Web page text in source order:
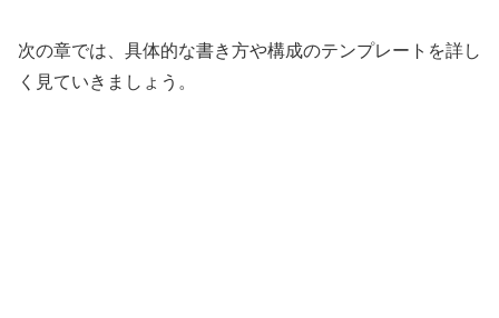
次の章では、具体的な書き方や構成のテンプレートを詳し
く見ていきましょう。